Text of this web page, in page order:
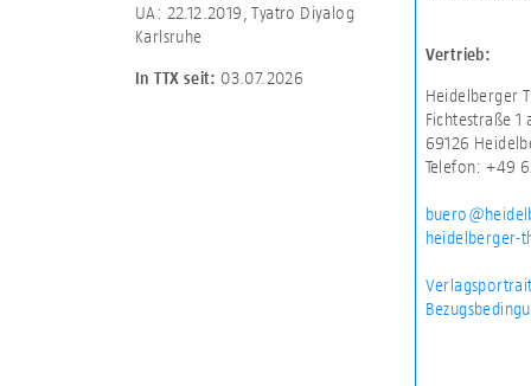
UA: 22.12.2019, Tyatro Diyalog
Karlsruhe
In TTX seit: 03.07.2026
Vertrieb:
Heidelberger
Fichtestraße 1
69126
Telefon: +49
heidelberger-